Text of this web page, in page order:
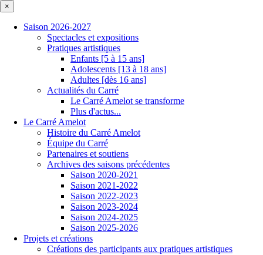
×
Saison 2026-2027
Spectacles et expositions
Pratiques artistiques
Enfants [5 à 15 ans]
Adolescents [13 à 18 ans]
Adultes [dès 16 ans]
Actualités du Carré
Le Carré Amelot se transforme
Plus d'actus...
Le Carré Amelot
Histoire du Carré Amelot
Équipe du Carré
Partenaires et soutiens
Archives des saisons précédentes
Saison 2020-2021
Saison 2021-2022
Saison 2022-2023
Saison 2023-2024
Saison 2024-2025
Saison 2025-2026
Projets et créations
Créations des participants aux pratiques artistiques